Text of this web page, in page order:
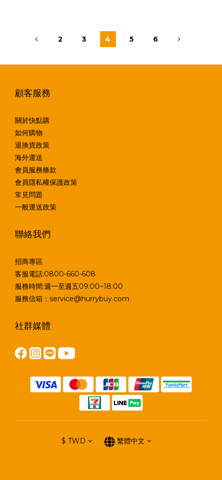
2 3 4 5 6
顧客服務
關於快點購
如何購物
退換貨政策
海外運送
會員服務條款
會員隱私權保護政策
常見問題
一般運送政策
聯絡我們
招商專區
客服電話:0800-660-608
服務時間:週一至週五09:00~18:00
服務信箱：service@hurrybuy.com
社群媒體
$ TWD 繁體中文